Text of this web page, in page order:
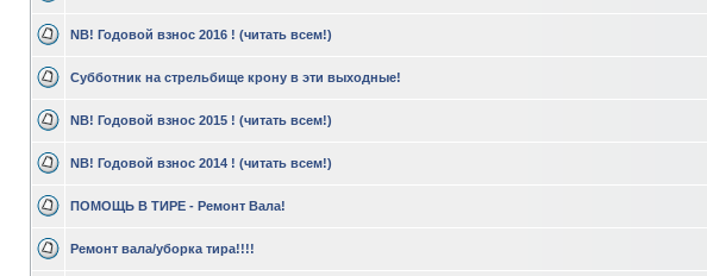
NB! Годовой взнос 2016 ! (читать всем!)
Субботник на стрельбище крону в эти выходные!
NB! Годовой взнос 2015 ! (читать всем!)
NB! Годовой взнос 2014 ! (читать всем!)
ПОМОЩЬ В ТИРЕ - Ремонт Вала!
Ремонт вала/уборка тира!!!!